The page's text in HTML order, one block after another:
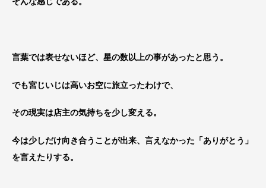
言葉では表せないほど、星の数以上の事があったと思う。
でも宮じいじは高いお空に旅立ったわけで、
その現実は店主の気持ちを少し変える。
今は少しだけ向き合うことが出来、言えなかった「ありがとう」
を言えたりする。